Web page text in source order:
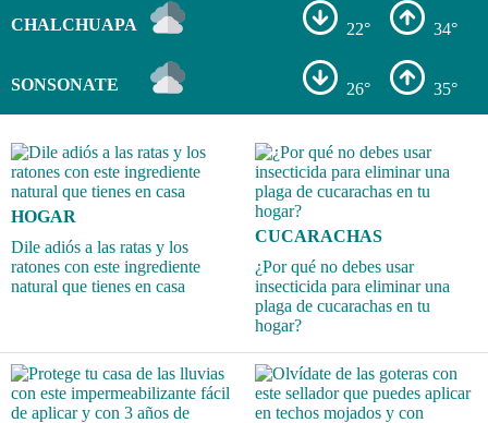
CHALCHUAPA 22° 34°
SONSONATE 26° 35°
HOGAR
Dile adiós a las ratas y los
ratones con este ingrediente
natural que tienes en casa
CUCARACHAS
¿Por qué no debes usar
insecticida para eliminar una
plaga de cucarachas en tu
hogar?